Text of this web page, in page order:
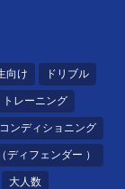
向け ドリブル
トレーニング
コンディショニング
ディフェンダー ）
大人数